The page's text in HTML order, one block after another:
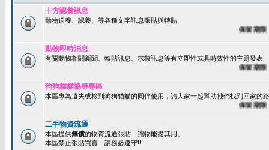
十方認養訊息
動物送養、認養、等各種文字訊息張貼與轉貼
保留期限：60
動物即時消息
有關動物相關新聞、轉貼訊息、求救訊息等有立即性或具時效性的主題發表
保留期限：45
狗狗貓貓協尋專區
本區專為遺失或檢到狗狗貓貓的同伴使用，請大家一起幫助牠們找到回家的
保留期限：60
二手物資流通
本區提供無償的物資流通張貼，讓物能盡其用。
本區禁止張貼買賣，請務必遵守!!